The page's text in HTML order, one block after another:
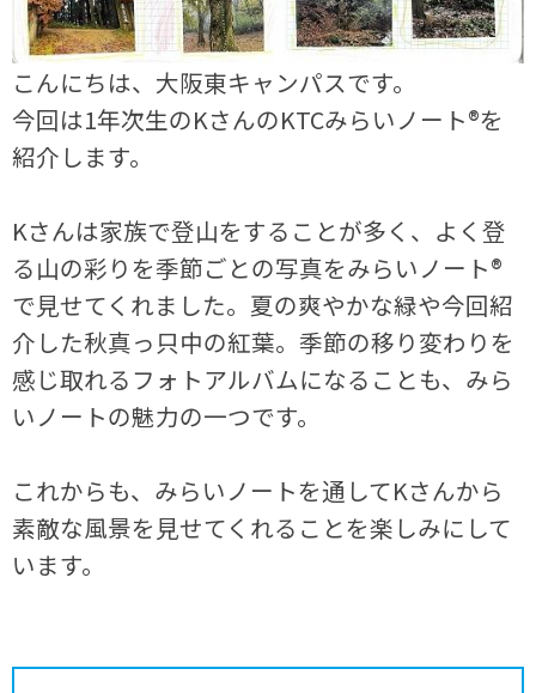
こんにちは、大阪東キャンパスです。
今回は1年次生のKさんのKTCみらいノート®を
紹介します。
Kさんは家族で登山をすることが多く、よく登
る山の彩りを季節ごとの写真をみらいノート®
で見せてくれました。夏の爽やかな緑や今回紹
介した秋真っ只中の紅葉。季節の移り変わりを
感じ取れるフォトアルバムになることも、みら
いノートの魅力の一つです。
これからも、みらいノートを通してKさんから
素敵な風景を見せてくれることを楽しみにして
います。